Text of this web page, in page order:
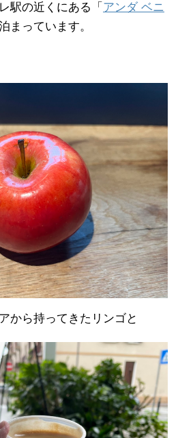
駅の近くにある「 アンダ ベニ
まっています。
から持ってきたリンゴと